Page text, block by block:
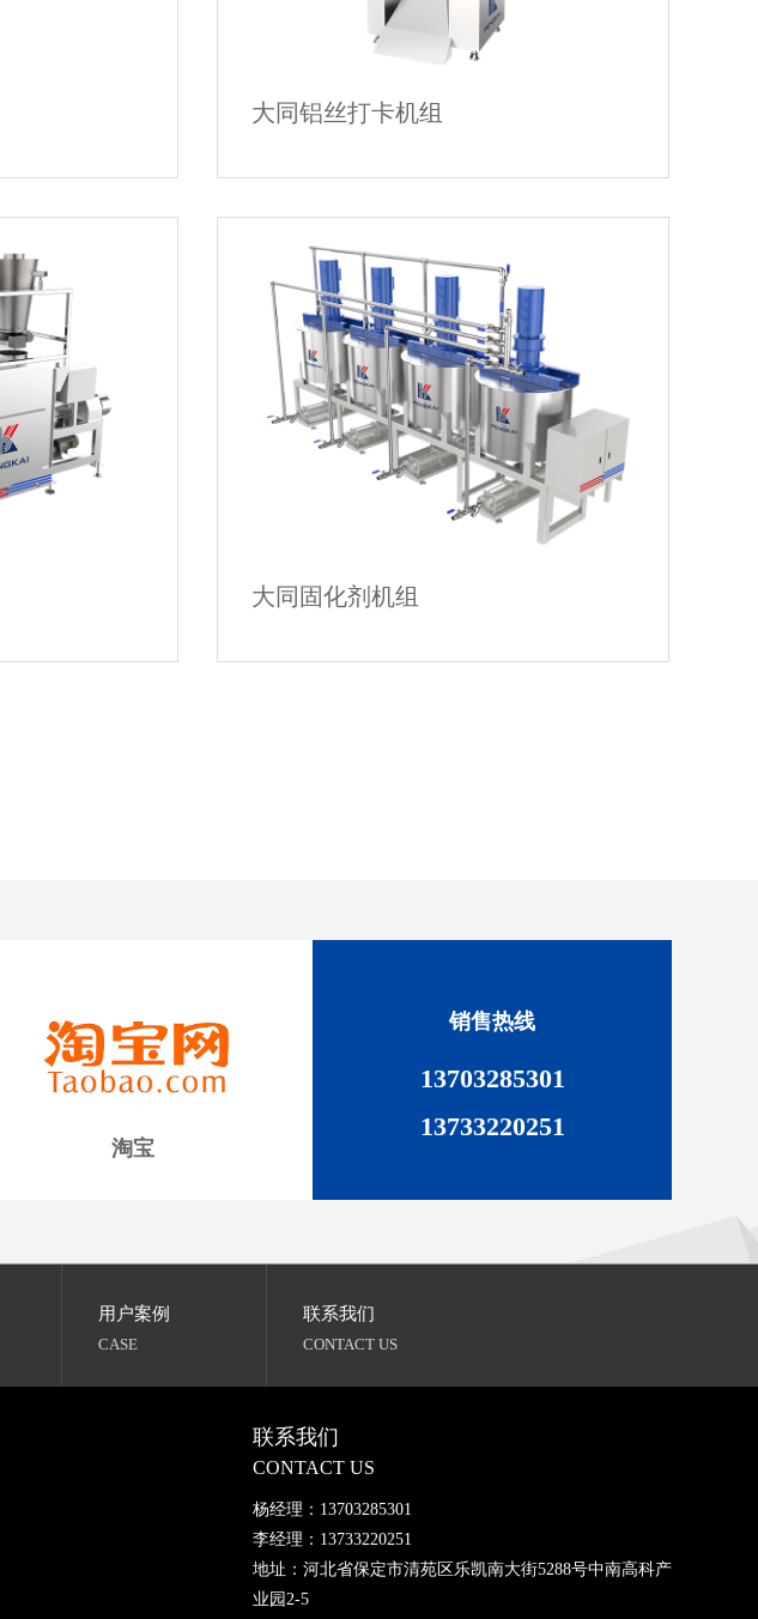
大同铝丝打卡机组
大同铝丝打卡机组
大同固化剂机组
大同固化剂机组
淘宝
销售热线
13703285301
13733220251
用户案例
CASE
联系我们
CONTACT US
联系我们
CONTACT US
杨经理：13703285301
李经理：13733220251
地址：河北省保定市清苑区乐凯南大街5288号中南高科产
业园2-5